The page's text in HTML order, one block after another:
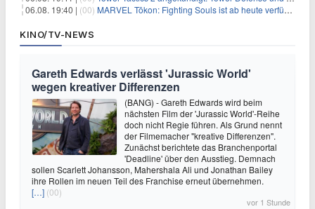
06.08. 19:40 | (00) MARVEL Tōkon: Fighting Souls ist ab heute verfügbar
KINO/TV-NEWS
Gareth Edwards verlässt 'Jurassic World'
wegen kreativer Differenzen
(BANG) - Gareth Edwards wird beim
nächsten Film der 'Jurassic World'-Reihe
doch nicht Regie führen. Als Grund nennt
der Filmemacher "kreative Differenzen".
Zunächst berichtete das Branchenportal
'Deadline' über den Ausstieg. Demnach
sollen Scarlett Johansson, Mahershala Ali und Jonathan Bailey
ihre Rollen im neuen Teil des Franchise erneut übernehmen.
[…] (00)
vor 1 Stunde